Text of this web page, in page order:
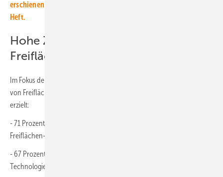
erschienen. Hier die Inhalte und der Weg zu einem kostenlosen
Heft.
Hohe Zustimmungswerte für
Freiflächen-PV
Im Fokus der Befragung lag darüber hinaus vor allem die Akzeptanz
von Freiflächen-Photovoltaik, die sehr hohe Zustimmungsraten
erzielt:
- 71 Prozent der Befragten halten die Nutzung und den Ausbau der
Freiflächen-Photovoltaik für wichtig.
- 67 Prozent befürworten den notwendigen Ausbau dieser
Technologie.